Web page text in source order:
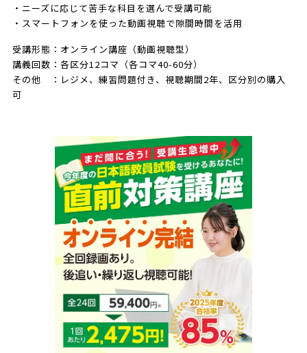
・ニーズに応じて苦手な科目を選んで受講可能
・スマートフォンを使った動画視聴で隙間時間を活用
受講形態：オンライン講座（動画視聴型）
講義回数：各区分12コマ（各コマ40-60分）
その他 ：レジメ、練習問題付き、視聴期間2年、区分別の購入
可